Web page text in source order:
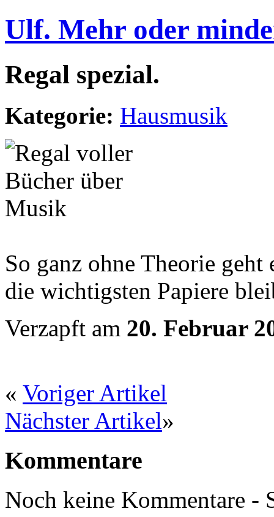
Ulf. Mehr oder
Regal spezial.
Kategorie: Hausmusik
So ganz ohne Theorie
die wichtigsten Papiere
Verzapft am 20. Februar
« Voriger Artikel
Nächster Artikel»
Kommentare
Noch keine Kommentare -